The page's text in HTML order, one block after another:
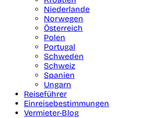
Niederlande
Norwegen
Österreich
Polen
Portugal
Schweden
Schweiz
Spanien
Ungarn
Reiseführer
Einreisebestimmungen
Vermieter-Blog